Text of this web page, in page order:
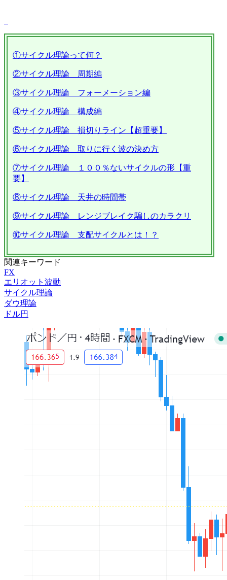
①サイクル理論って何？
②サイクル理論 周期編
③サイクル理論 フォーメーション編
④サイクル理論 構成編
⑤サイクル理論 損切りライン【超重要】
⑥サイクル理論 取りに行く波の決め方
⑦サイクル理論 １００％ないサイクルの形【重
要】
⑧サイクル理論 天井の時間帯
⑨サイクル理論 レンジブレイク騙しのカラクリ
⑩サイクル理論 支配サイクルとは！？
関連キーワード
FX
エリオット波動
サイクル理論
ダウ理論
ドル円